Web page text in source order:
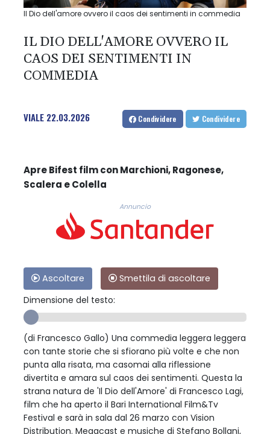
Il Dio dell'amore ovvero il caos dei sentimenti in commedia
IL DIO DELL'AMORE OVVERO IL
CAOS DEI SENTIMENTI IN
COMMEDIA
VIALE 22.03.2026 Condividere Condividere
Apre Bifest film con Marchioni, Ragonese,
Scalera e Colella
Annuncio
Ascoltare
Smettila di ascoltare
Dimensione del testo:
(di Francesco Gallo) Una commedia leggera leggera
con tante storie che si sfiorano più volte e che non
punta alla risata, ma casomai alla riflessione
divertita e amara sul caos dei sentimenti. Questa la
strana natura de 'Il Dio dell'Amore' di Francesco Lagi,
film che ha aperto il Bari International Film&Tv
Festival e sarà in sala dal 26 marzo con Vision
Distribution. Megacast e musiche di Stefano Bollani,